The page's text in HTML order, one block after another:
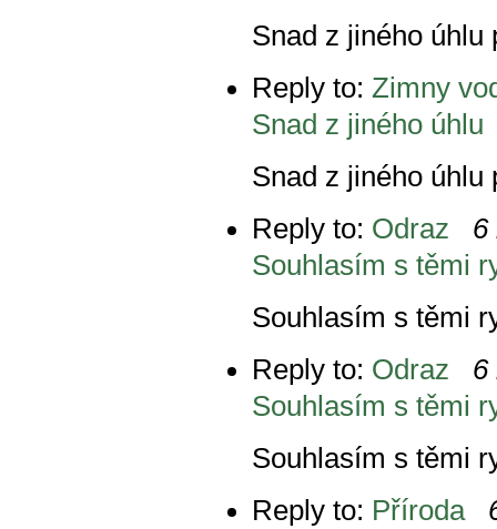
Snad z jiného úhlu
Reply to: Zimny
Snad z jiného úhlu
Snad z jiného úhlu
Reply to: Odraz
6
Souhlasím s těmi
Souhlasím s těmi
Reply to: Odraz
6
Souhlasím s těmi
Souhlasím s těmi
Reply to: Příroda